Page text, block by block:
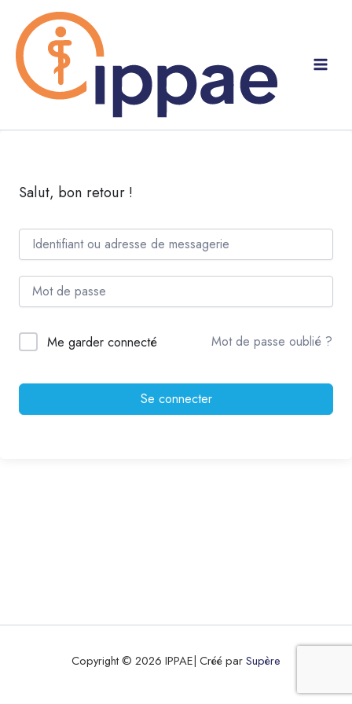
contenu
Salut, bon retour !
Me garder connecté Mot de passe oublié ?
Se connecter
Copyright © 2026 IPPAE| Créé parSupère